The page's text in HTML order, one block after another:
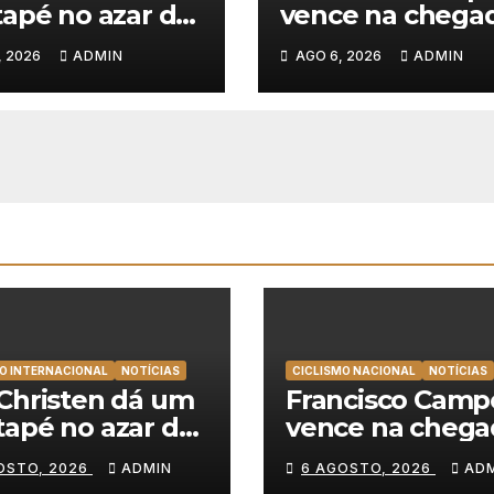
no azar da
Emirates
na Volta a
2026 ADMIN
vence na
Sintra, Rui
veste de amarelo
na Volta a
AGO 6, 2026 ADMIN
INTERNACIONAL NOTÍCIAS
dá um
no azar da
Emirates
na Volta a
2026 ADMIN
CICLISMO NACIONAL NOTÍCIAS
Francisco
vence na
Sintra, Rui
veste de
6 AGOSTO, 2026